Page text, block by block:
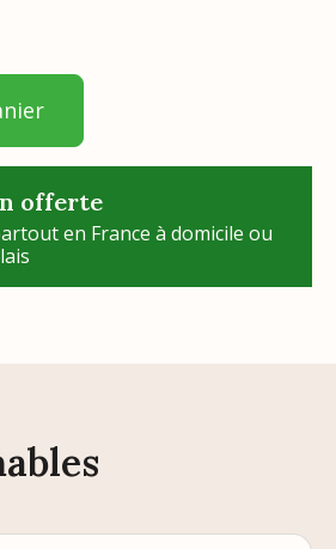
offerte
en France à domicile ou